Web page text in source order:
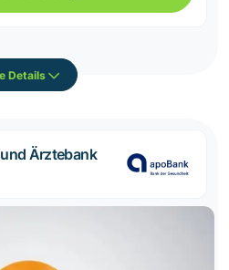
Details
Ärztebank